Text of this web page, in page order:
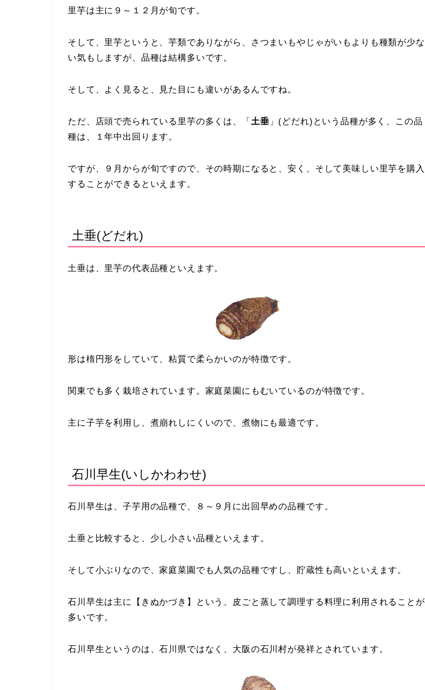
里芋は主に９～１２月が旬です。
そして、里芋というと、芋類でありながら、さつまいもやじゃがいもよりも種類が少な
い気もしますが、品種は結構多いです。
そして、よく見ると、見た目にも違いがあるんですね。
ただ、店頭で売られている里芋の多くは、「 土垂 」(どだれ)という品種が多く、この品
種は、１年中出回ります。
ですが、９月からが旬ですので、その時期になると、安く、そして美味しい里芋を購入
することができるといえます。
土垂(どだれ)
土垂は、里芋の代表品種といえます。
形は楕円形をしていて、粘質で柔らかいのが特徴です。
関東でも多く栽培されています。家庭菜園にもむいているのが特徴です。
主に子芋を利用し、煮崩れしにくいので、煮物にも最適です。
石川早生(いしかわわせ)
石川早生は、子芋用の品種で、８～９月に出回早めの品種です。
土垂と比較すると、少し小さい品種といえます。
そして小ぶりなので、家庭菜園でも人気の品種ですし、貯蔵性も高いといえます。
石川早生は主に【きぬかづき】という、皮ごと蒸して調理する料理に利用されることが
多いです。
石川早生というのは、石川県ではなく、大阪の石川村が発祥とされています。